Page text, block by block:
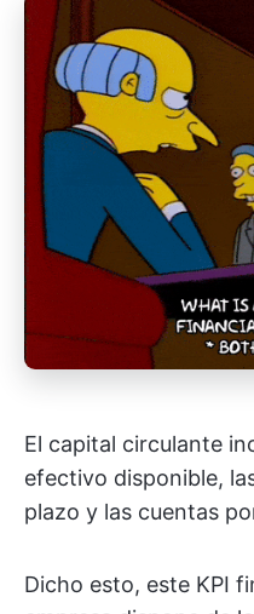
El capital circulante
efectivo disponible,
plazo y las cuentas
Dicho esto, este KPI